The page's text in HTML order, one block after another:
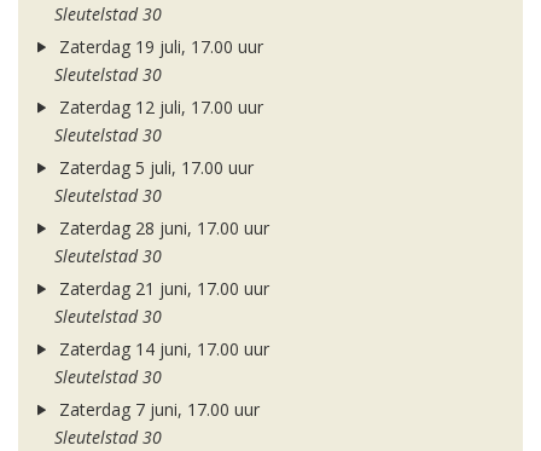
Sleutelstad 30
Zaterdag 19 juli, 17.00 uur
Sleutelstad 30
Zaterdag 12 juli, 17.00 uur
Sleutelstad 30
Zaterdag 5 juli, 17.00 uur
Sleutelstad 30
Zaterdag 28 juni, 17.00 uur
Sleutelstad 30
Zaterdag 21 juni, 17.00 uur
Sleutelstad 30
Zaterdag 14 juni, 17.00 uur
Sleutelstad 30
Zaterdag 7 juni, 17.00 uur
Sleutelstad 30